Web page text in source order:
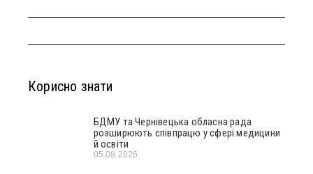
Корисно знати
БДМУ та Чернівецька обласна рада
розширюють співпрацю у сфері медицини
й освіти
05.08.2026